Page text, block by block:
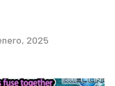
2025